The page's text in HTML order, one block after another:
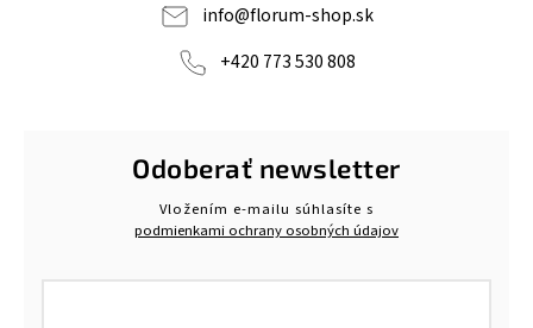
info@florum-shop.sk
+420 773 530 808
Odoberať newsletter
Vložením e-mailu súhlasíte s
podmienkami ochrany osobných údajov